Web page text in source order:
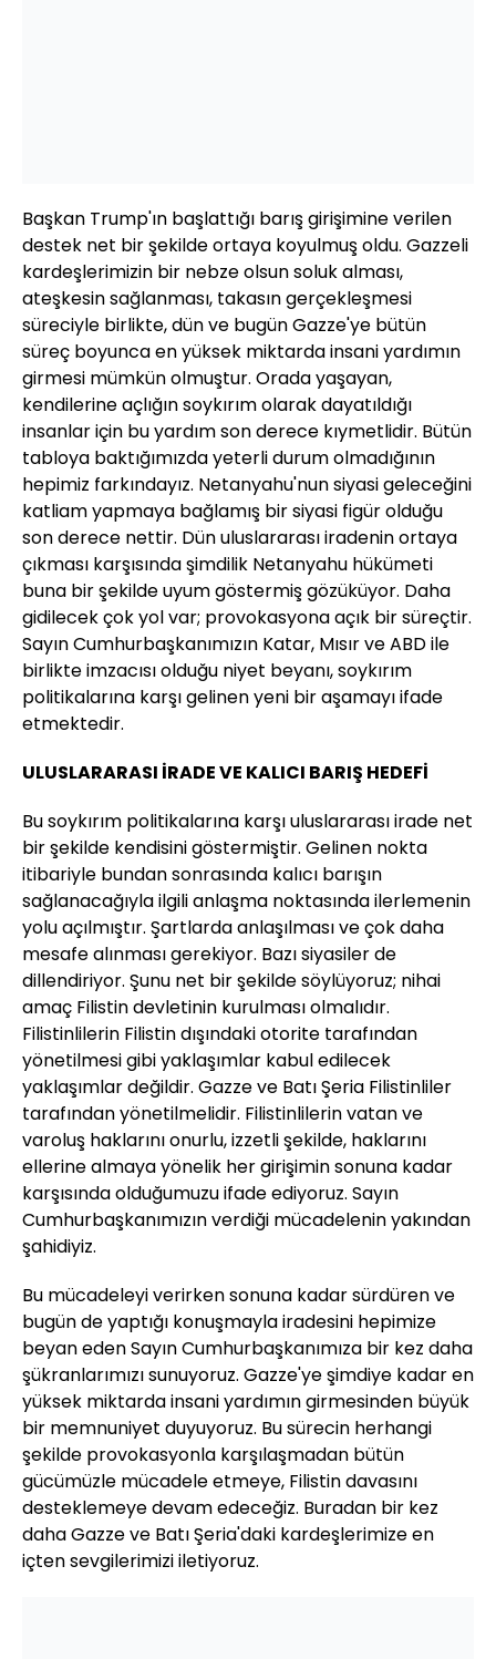
Başkan Trump'ın başlattığı barış girişimine verilen
destek net bir şekilde ortaya koyulmuş oldu. Gazzeli
kardeşlerimizin bir nebze olsun soluk alması,
ateşkesin sağlanması, takasın gerçekleşmesi
süreciyle birlikte, dün ve bugün Gazze'ye bütün
süreç boyunca en yüksek miktarda insani yardımın
girmesi mümkün olmuştur. Orada yaşayan,
kendilerine açlığın soykırım olarak dayatıldığı
insanlar için bu yardım son derece kıymetlidir. Bütün
tabloya baktığımızda yeterli durum olmadığının
hepimiz farkındayız. Netanyahu'nun siyasi geleceğini
katliam yapmaya bağlamış bir siyasi figür olduğu
son derece nettir. Dün uluslararası iradenin ortaya
çıkması karşısında şimdilik Netanyahu hükümeti
buna bir şekilde uyum göstermiş gözüküyor. Daha
gidilecek çok yol var; provokasyona açık bir süreçtir.
Sayın Cumhurbaşkanımızın Katar, Mısır ve ABD ile
birlikte imzacısı olduğu niyet beyanı, soykırım
politikalarına karşı gelinen yeni bir aşamayı ifade
etmektedir.
ULUSLARARASI İRADE VE KALICI BARIŞ HEDEFİ
Bu soykırım politikalarına karşı uluslararası irade net
bir şekilde kendisini göstermiştir. Gelinen nokta
itibariyle bundan sonrasında kalıcı barışın
sağlanacağıyla ilgili anlaşma noktasında ilerlemenin
yolu açılmıştır. Şartlarda anlaşılması ve çok daha
mesafe alınması gerekiyor. Bazı siyasiler de
dillendiriyor. Şunu net bir şekilde söylüyoruz; nihai
amaç Filistin devletinin kurulması olmalıdır.
Filistinlilerin Filistin dışındaki otorite tarafından
yönetilmesi gibi yaklaşımlar kabul edilecek
yaklaşımlar değildir. Gazze ve Batı Şeria Filistinliler
tarafından yönetilmelidir. Filistinlilerin vatan ve
varoluş haklarını onurlu, izzetli şekilde, haklarını
ellerine almaya yönelik her girişimin sonuna kadar
karşısında olduğumuzu ifade ediyoruz. Sayın
Cumhurbaşkanımızın verdiği mücadelenin yakından
şahidiyiz.
Bu mücadeleyi verirken sonuna kadar sürdüren ve
bugün de yaptığı konuşmayla iradesini hepimize
beyan eden Sayın Cumhurbaşkanımıza bir kez daha
şükranlarımızı sunuyoruz. Gazze'ye şimdiye kadar en
yüksek miktarda insani yardımın girmesinden büyük
bir memnuniyet duyuyoruz. Bu sürecin herhangi
şekilde provokasyonla karşılaşmadan bütün
gücümüzle mücadele etmeye, Filistin davasını
desteklemeye devam edeceğiz. Buradan bir kez
daha Gazze ve Batı Şeria'daki kardeşlerimize en
içten sevgilerimizi iletiyoruz.